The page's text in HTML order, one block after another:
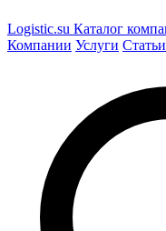
Logistic.su Каталог
Компании Услуги Статьи